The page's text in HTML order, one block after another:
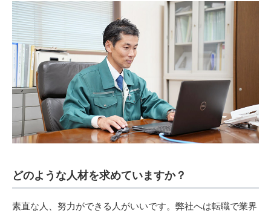
どのような人材を求めていますか？
素直な人、努力ができる人がいいです。弊社へは転職で業界